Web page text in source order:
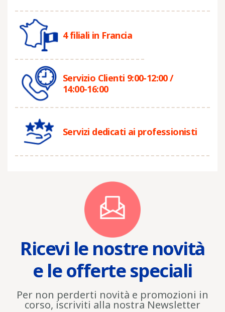
4 filiali in Francia
Servizio Clienti 9:00-12:00 /
14:00-16:00
Servizi dedicati ai professionisti
Ricevi le nostre novità
e le offerte speciali
Per non perderti novità e promozioni in
corso, iscriviti alla nostra Newsletter